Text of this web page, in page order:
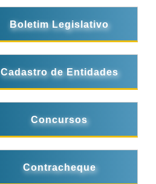
Boletim Legislativo
Cadastro de Entidades
Concursos
Contracheque